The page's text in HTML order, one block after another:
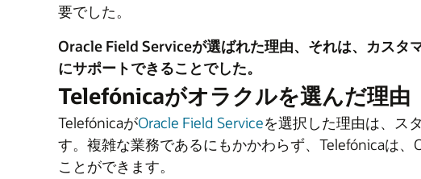
要でした。
Oracle Field Serviceが選ばれた理由、それは、カスタ
にサポートできることでした。
Telefónicaがオラクルを選んだ理由
TelefónicaがOracle Field Serviceを選択した理由は、ス
す。複雑な業務であるにもかかわらず、Telefónicaは
ことができます。